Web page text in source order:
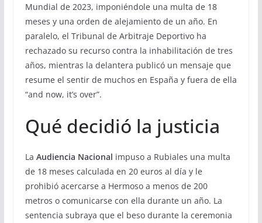
Mundial de 2023, imponiéndole una multa de 18
meses y una orden de alejamiento de un año. En
paralelo, el Tribunal de Arbitraje Deportivo ha
rechazado su recurso contra la inhabilitación de tres
años, mientras la delantera publicó un mensaje que
resume el sentir de muchos en España y fuera de ella
“and now, it’s over”.
Qué decidió la justicia
La Audiencia Nacional impuso a Rubiales una multa
de 18 meses calculada en 20 euros al día y le
prohibió acercarse a Hermoso a menos de 200
metros o comunicarse con ella durante un año. La
sentencia subraya que el beso durante la ceremonia